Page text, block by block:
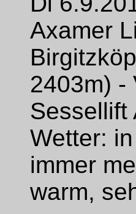
Axamer
2403m) -
Sessellift
Wetter:
immer
warm,